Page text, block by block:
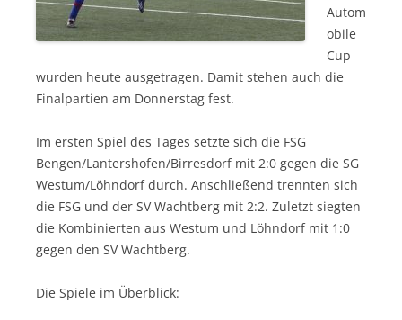
Autom
obile
Cup
wurden heute ausgetragen. Damit stehen auch die
Finalpartien am Donnerstag fest.
Im ersten Spiel des Tages setzte sich die FSG
Bengen/Lantershofen/Birresdorf mit 2:0 gegen die SG
Westum/Löhndorf durch. Anschließend trennten sich
die FSG und der SV Wachtberg mit 2:2. Zuletzt siegten
die Kombinierten aus Westum und Löhndorf mit 1:0
gegen den SV Wachtberg.
Die Spiele im Überblick: